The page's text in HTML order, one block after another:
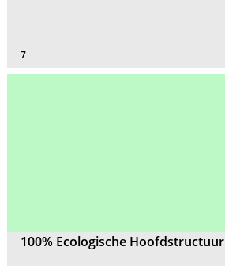
7
100% Ecologische Hoofdstructuur